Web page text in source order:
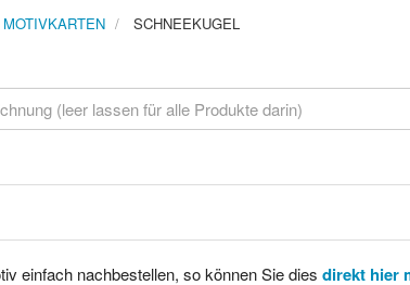
MOTIVKARTEN SCHNEEKUGEL
einfach nachbestellen, so können Sie dies direkt hier